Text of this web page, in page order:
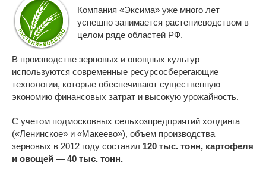
Компания «Эксима» уже много лет
успешно занимается растениеводством в
целом ряде областей РФ.
В производстве зерновых и овощных культур
используются современные ресурсосберегающие
технологии, которые обеспечивают существенную
экономию финансовых затрат и высокую урожайность.
С учетом подмосковных сельхозпредприятий холдинга
(«Ленинское» и «Макеево»), объем производства
зерновых в 2012 году составил 120 тыс. тонн, картофеля
и овощей — 40 тыс. тонн.